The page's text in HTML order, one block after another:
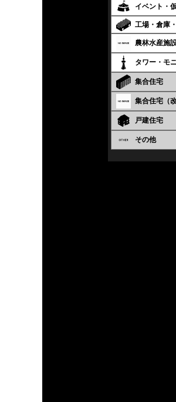
イベント・
工場・倉庫
農林水産施
タワー・モ
集合住宅
集合住宅（改
戸建住宅
その他